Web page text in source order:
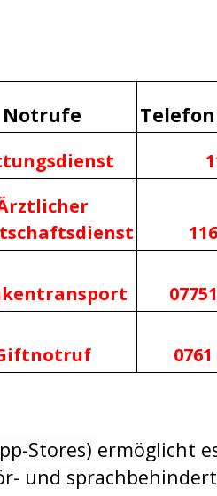
Notrufe
Stores) ermöglicht
und